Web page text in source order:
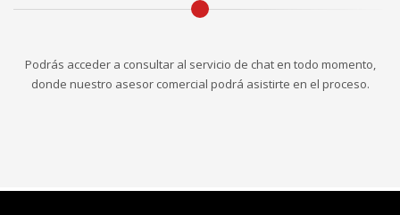
Podrás acceder a consultar al servicio de chat en todo momento,
donde nuestro asesor comercial podrá asistirte en el proceso.